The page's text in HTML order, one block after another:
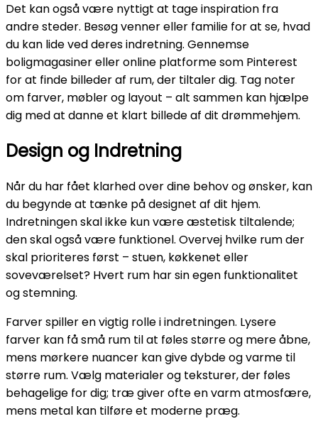
Det kan også være nyttigt at tage inspiration fra
andre steder. Besøg venner eller familie for at se, hvad
du kan lide ved deres indretning. Gennemse
boligmagasiner eller online platforme som Pinterest
for at finde billeder af rum, der tiltaler dig. Tag noter
om farver, møbler og layout – alt sammen kan hjælpe
dig med at danne et klart billede af dit drømmehjem.
Design og Indretning
Når du har fået klarhed over dine behov og ønsker, kan
du begynde at tænke på designet af dit hjem.
Indretningen skal ikke kun være æstetisk tiltalende;
den skal også være funktionel. Overvej hvilke rum der
skal prioriteres først – stuen, køkkenet eller
soveværelset? Hvert rum har sin egen funktionalitet
og stemning.
Farver spiller en vigtig rolle i indretningen. Lysere
farver kan få små rum til at føles større og mere åbne,
mens mørkere nuancer kan give dybde og varme til
større rum. Vælg materialer og teksturer, der føles
behagelige for dig; træ giver ofte en varm atmosfære,
mens metal kan tilføre et moderne præg.